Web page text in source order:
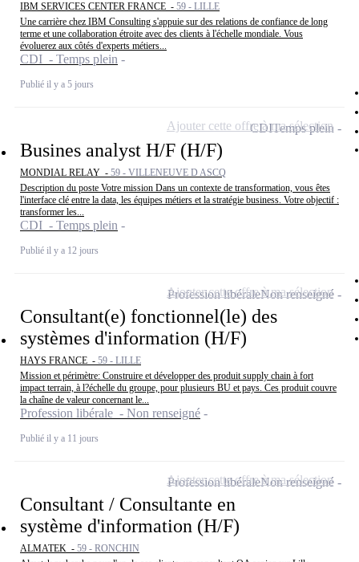
IBM SERVICES CENTER FRANCE - 59 - LILLE
Une carrière chez IBM Consulting s'appuie sur des relations de confiance de long
terme et une collaboration étroite avec des clients à l'échelle mondiale. Vous
évoluerez aux côtés d'experts métiers...
CDI - Temps plein
Publié il y a 5 jours
Busines analyst H/F (H/F)
MONDIAL RELAY - 59 - VILLENEUVE D ASCQ
Description du poste Votre mission Dans un contexte de transformation, vous êtes
l'interface clé entre la data, les équipes métiers et la stratégie business. Votre objectif :
transformer les...
CDI - Temps plein
Publié il y a 12 jours
CDITemps plein
Ajouter cette offre à ma sélection
Consultant(e) fonctionnel(le) des
systèmes d'information (H/F)
HAYS FRANCE - 59 - LILLE
Mission et périmètre: Construire et développer des produit supply chain à fort
impact terrain, à l?échelle du groupe, pour plusieurs BU et pays. Ces produit couvre
la chaîne de valeur concernant le...
Profession libérale - Non renseigné
Publié il y a 11 jours
Profession libéraleNon renseigné
Ajouter cette offre à ma sélection
Consultant / Consultante en
système d'information (H/F)
ALMATEK - 59 - RONCHIN
Profession libéraleNon renseigné
Ajouter cette offre à ma sélection